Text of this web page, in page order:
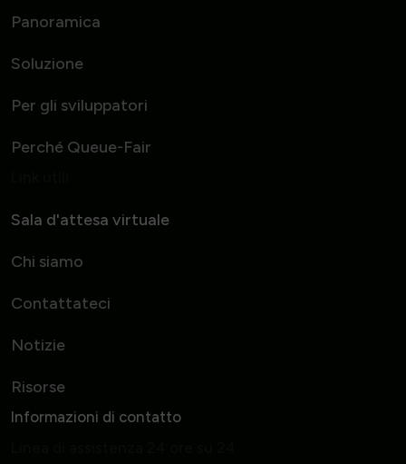
Panoramica
Soluzione
Per gli sviluppatori
Perché Queue-Fair
Sala d'attesa virtuale
Chi siamo
Contattateci
Notizie
Risorse
Informazioni di contatto